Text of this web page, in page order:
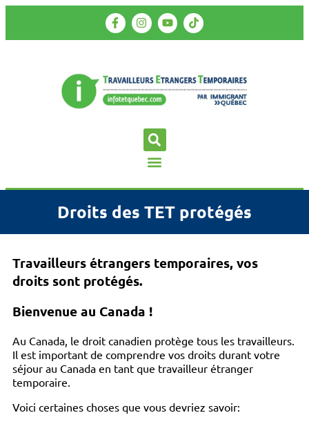
Droits des TET protégés
Travailleurs étrangers temporaires, vos
droits sont protégés.
Bienvenue au Canada !
Au Canada, le droit canadien protège tous les travailleurs.
Il est important de comprendre vos droits durant votre
séjour au Canada en tant que travailleur étranger
temporaire.
Voici certaines choses que vous devriez savoir: